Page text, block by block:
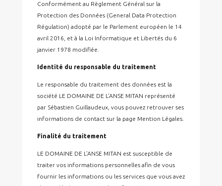
Conformément au Règlement Général sur la
Protection des Données (General Data Protection
Régulation) adopté par le Parlement européen le 14
avril 2016, et à la Loi Informatique et Libertés du 6
janvier 1978 modifiée.
Identité du responsable du traitement
Le responsable du traitement des données est la
société LE DOMAINE DE L’ANSE MITAN représenté
par Sébastien Guillaudeux, vous pouvez retrouver ses
informations de contact sur la page Mention Légales.
Finalité du traitement
LE DOMAINE DE L’ANSE MITAN est susceptible de
traiter vos informations personnelles afin de vous
fournir les informations ou les services que vous avez